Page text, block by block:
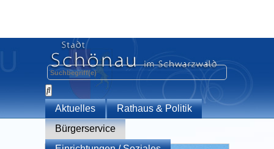
Aktuelles
Rathaus & Politik
Bürgerservice